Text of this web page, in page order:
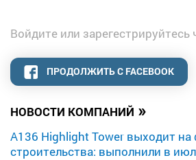
НОВОСТИ КОМПАНИЙ »
A136 Highlight Tower выходит
строительства: выполнили в
Войдите или зарегестрируйтесь
ПРОДОЛЖИТЬ С FACEBOOK